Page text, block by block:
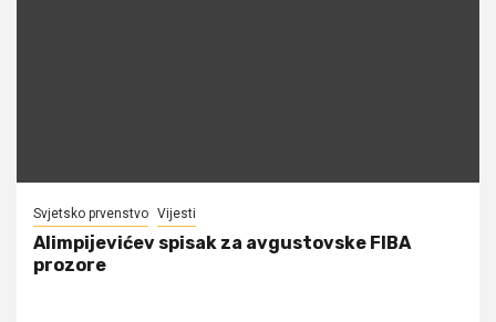
Svjetsko prvenstvo Vijesti
Alimpijevićev spisak za avgustovske FIBA
prozore